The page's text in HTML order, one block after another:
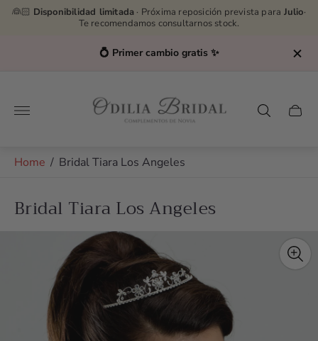
👰🏻 Disponibilidad limitada · Próxima reposición prevista para Julio·
Te recomendamos consultarnos stock.
💍 Primer cambio gratis ✨
Store
logo"
Cart
Home / Bridal Tiara Los Angeles
Bridal Tiara Los Angeles